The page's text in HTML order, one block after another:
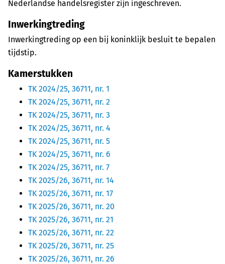
Nederlandse handelsregister zijn ingeschreven.
Inwerkingtreding
Inwerkingtreding op een bij koninklijk besluit te bepalen
tijdstip.
Kamerstukken
TK 2024/25, 36711, nr. 1
TK 2024/25, 36711, nr. 2
TK 2024/25, 36711, nr. 3
TK 2024/25, 36711, nr. 4
TK 2024/25, 36711, nr. 5
TK 2024/25, 36711, nr. 6
TK 2024/25, 36711, nr. 7
TK 2025/26, 36711, nr. 14
TK 2025/26, 36711, nr. 17
TK 2025/26, 36711, nr. 20
TK 2025/26, 36711, nr. 21
TK 2025/26, 36711, nr. 22
TK 2025/26, 36711, nr. 25
TK 2025/26, 36711, nr. 26